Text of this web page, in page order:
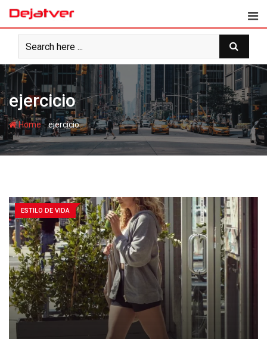
Skip
content
ejercicio
Home-ejercicio
ESTILO DE VIDA